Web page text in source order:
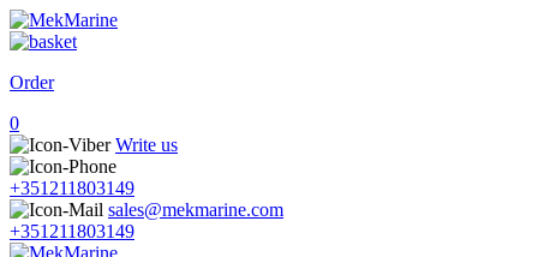
Order
0
Write us
+351211803149
sales@mekmarine.com
+351211803149